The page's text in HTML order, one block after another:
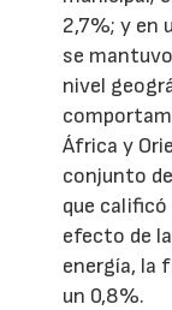
2,7%; y en
se
nivel
África y
conjunto
que
efecto de
energía, la
un 0,8%.